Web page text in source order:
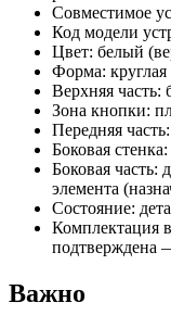
Совместимое
Код модели
Цвет: белый
Форма: круглая
Верхняя часть:
Зона кнопки:
Передняя
Боковая
Боковая часть:
элемента
Состояние:
Комплектация
подтверждена
Важно